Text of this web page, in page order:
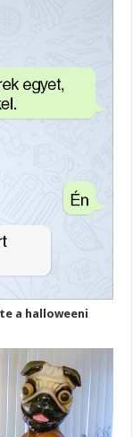
a halloweeni